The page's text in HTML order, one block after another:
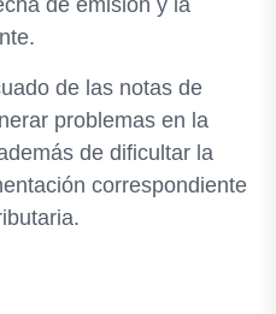
de las notas de
problemas en la
de dificultar la
correspondiente